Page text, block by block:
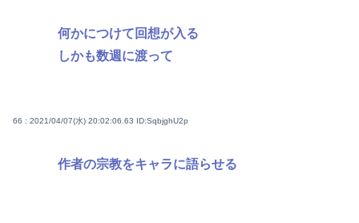
何かにつけて回想が入る
しかも数週に渡って
66 : 2021/04/07(水) 20:02:06.63 ID:SqbjghU2p
作者の宗教をキャラに語らせる